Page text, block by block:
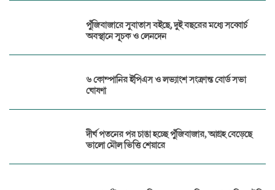
পুঁজিবাজারে সুবাতাস বইছে, দুই বছরের মধ্যে সব্বোর্চ
অবস্থানে সূচক ও লেনদেন
৬ কোম্পানির ইপিএস ও লভ্যাংশ সংক্রান্ত বোর্ড সভা
ঘোষণা
দীর্ঘ পতনের পর চাঙা হচ্ছে পুঁজিবাজার, আগ্রহ বেড়েছে
ভালো মৌল ভিত্তি শেয়ারে